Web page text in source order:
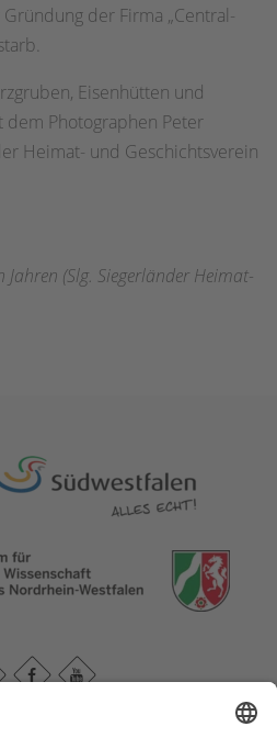
der Firma „Central-
Eisenhütten und
Photographen Peter
Heimat- und Geschichtsverein
(Slg. Siegerländer Heimat-